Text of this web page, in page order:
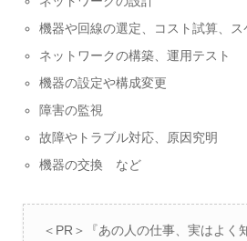
機器や回線の選定、コスト試算、ス
ネットワークの構築、運用テスト
機器の設定や構成変更
障害の監視
故障やトラブル対応、原因究明
機器の交換 など
＜PR＞『あの人の仕事、実はよく